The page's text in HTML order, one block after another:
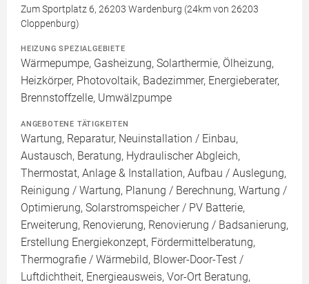
Zum Sportplatz 6, 26203 Wardenburg (24km von 26203
Cloppenburg)
HEIZUNG SPEZIALGEBIETE
Wärmepumpe, Gasheizung, Solarthermie, Ölheizung,
Heizkörper, Photovoltaik, Badezimmer, Energieberater,
Brennstoffzelle, Umwälzpumpe
ANGEBOTENE TÄTIGKEITEN
Wartung, Reparatur, Neuinstallation / Einbau,
Austausch, Beratung, Hydraulischer Abgleich,
Thermostat, Anlage & Installation, Aufbau / Auslegung,
Reinigung / Wartung, Planung / Berechnung, Wartung /
Optimierung, Solarstromspeicher / PV Batterie,
Erweiterung, Renovierung, Renovierung / Badsanierung,
Erstellung Energiekonzept, Fördermittelberatung,
Thermografie / Wärmebild, Blower-Door-Test /
Luftdichtheit, Energieausweis, Vor-Ort Beratung,